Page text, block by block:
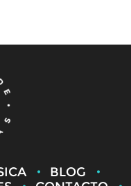
BLOG